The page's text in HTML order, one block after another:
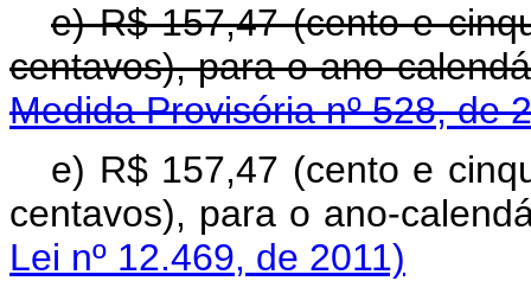
e) R$ 157,47 (cento e
centavos), para o ano-
Medida Provisória nº 528, de
e) R$ 157,47 (cento e
centavos), para o ano-
Lei nº 12.469, de 2011)